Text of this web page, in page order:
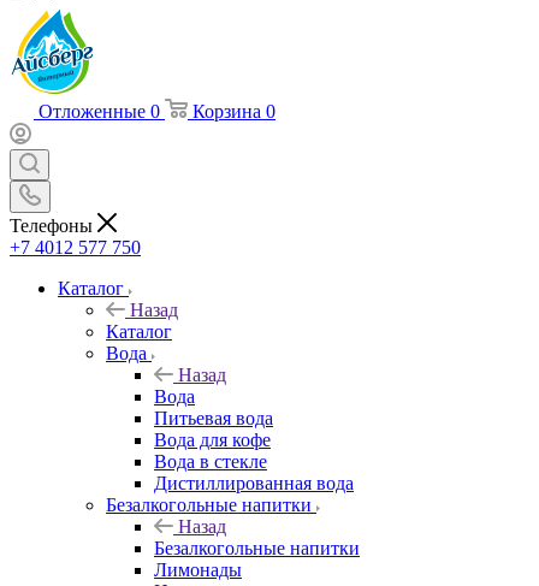
Отложенные 0 Корзина 0
Телефоны
+7 4012 577 750
Каталог
Назад
Каталог
Вода
Назад
Вода
Питьевая вода
Вода для кофе
Вода в стекле
Дистиллированная вода
Безалкогольные напитки
Назад
Безалкогольные напитки
Лимонады